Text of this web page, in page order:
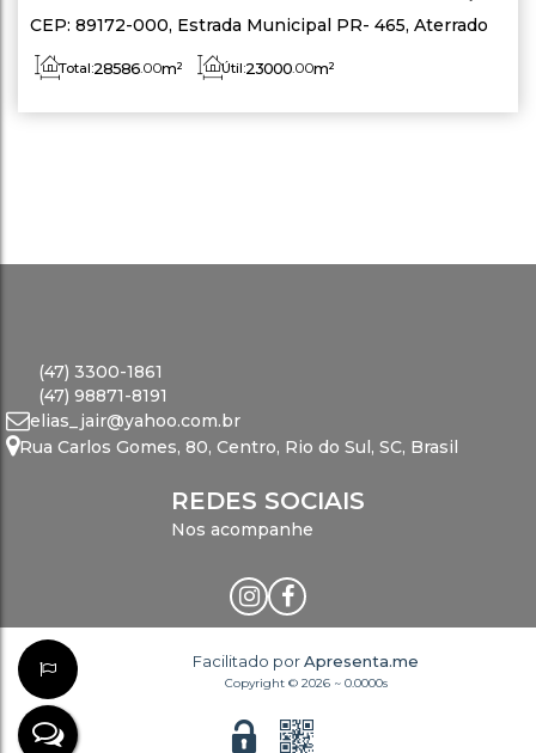
CEP: 89172-000, Estrada Municipal PR- 465, Aterrado
Total:28586.00m² Útil:23000.00m²
(47) 3300-1861
(47) 98871-8191
elias_jair@yahoo.com.br
Rua Carlos Gomes, 80, Centro, Rio do Sul, SC, Brasil
REDES SOCIAIS
Nos acompanhe
Facilitado porApresenta.me
Copyright © 2026 ~ 0.0000s